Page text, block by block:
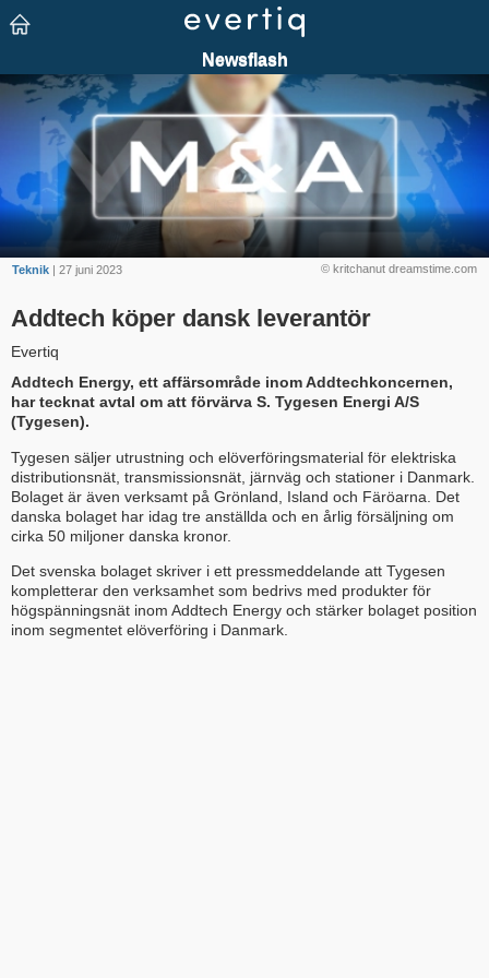
© kritchanut dreamstime.com
Teknik | 27 juni 2023
Addtech köper dansk leverantör
Evertiq
Addtech Energy, ett affärsområde inom Addtechkoncernen,
har tecknat avtal om att förvärva S. Tygesen Energi A/S
(Tygesen).
Tygesen säljer utrustning och elöverföringsmaterial för elektriska
distributionsnät, transmissionsnät, järnväg och stationer i Danmark.
Bolaget är även verksamt på Grönland, Island och Färöarna. Det
danska bolaget har idag tre anställda och en årlig försäljning om
cirka 50 miljoner danska kronor.
Det svenska bolaget skriver i ett pressmeddelande att Tygesen
kompletterar den verksamhet som bedrivs med produkter för
högspänningsnät inom Addtech Energy och stärker bolaget position
inom segmentet elöverföring i Danmark.